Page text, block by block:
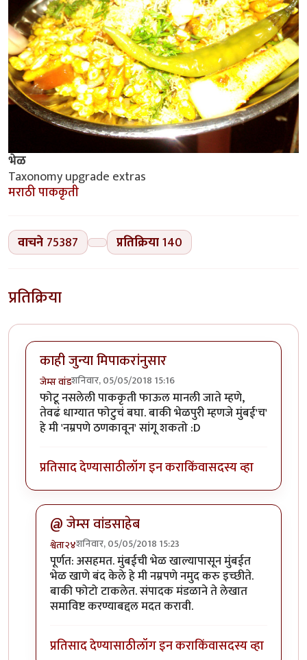
भेळ
Taxonomy upgrade extras
मराठी पाककृती
वाचने 75387 प्रतिक्रिया140
प्रतिक्रिया
काही जुन्या मिपाकरांनुसार
जेम्स वांडशनिवार, 05/05/2018 15:16
फोटू नसलेली पाककृती फाऊल मानली जाते म्हणे,
तेवढं धाग्यात फोटुचं बघा. बाकी भेळपुरी म्हणजे मुंबई'च'
हे मी 'नम्रपणे ठणकावून' सांगू शकतो :D
प्रतिसाद देण्यासाठीलॉग इन कराकिंवासदस्य व्हा
@ जेम्स वांडसाहेब
श्वेता२४शनिवार, 05/05/2018 15:23
In reply toकाही जुन्या मिपाकरांनुसारbyजेम्स वांड
पूर्णत: असहमत. मुंबईची भेळ खाल्यापासून मुंबईत
भेळ खाणे बंद केले हे मी नम्रपणे नमुद करु इच्छीते.
बाकी फोटो टाकलेत. संपादक मंडळाने ते लेखात
समाविष्ट करण्याबद्दल मदत करावी.
प्रतिसाद देण्यासाठीलॉग इन कराकिंवासदस्य व्हा